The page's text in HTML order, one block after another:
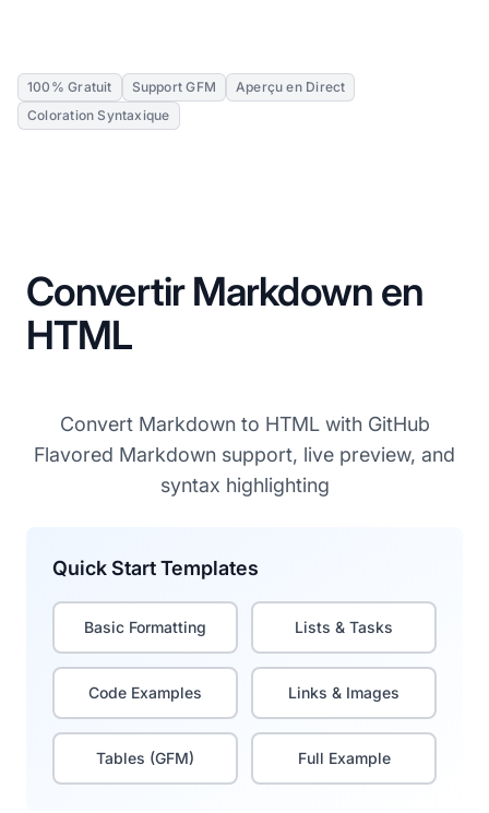
100% Gratuit Support GFM
Aperçu en Direct
Coloration Syntaxique
Convertir Markdown en
HTML
Convert Markdown to HTML with GitHub
Flavored Markdown support, live preview, and
syntax highlighting
Quick Start Templates
Basic Formatting Lists & Tasks
Code Examples Links & Images
Tables (GFM) Full Example